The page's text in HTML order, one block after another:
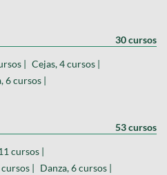
30 cursos
|
Cejas, 4 cursos |
6 cursos |
53 cursos
cursos |
|
Danza, 6 cursos |